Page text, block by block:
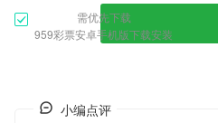
需优先下载
959彩票安卓手机版下载安装
小编点评